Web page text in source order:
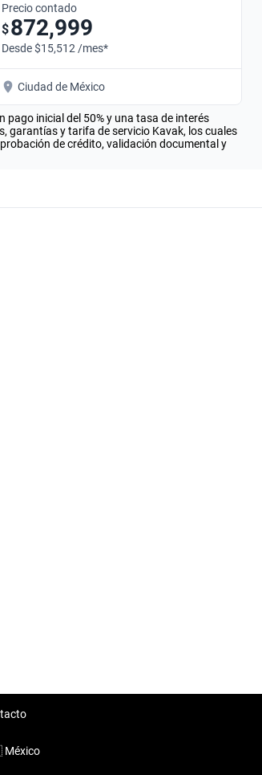
Precio contado
$872,999
Desde $15,512 /mes*
Ciudad de México
inicial del 50% y una tasa de interés
garantías y tarifa de servicio Kavak, los cuales
de crédito, validación documental y
México